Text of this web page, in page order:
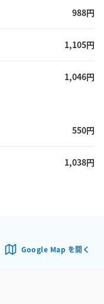
988円
1,105円
1,046円
550円
1,038円
Google Map を開く